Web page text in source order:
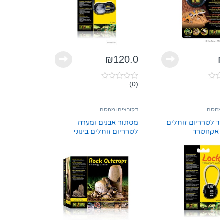
₪120.0
0
o
f
5
(0)
לטרריום זוחלים
דקורציה ומחסה
מסתור אבנים ומערה
לטרריום זוחלים בינוני